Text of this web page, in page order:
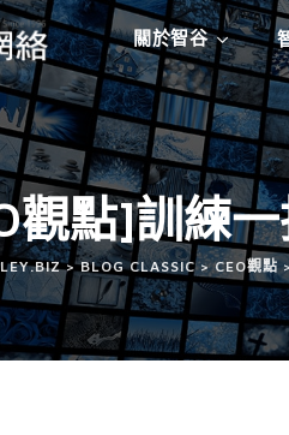
關於智谷
觀點]訓練
>BLOG CLASSIC>CEO觀點>